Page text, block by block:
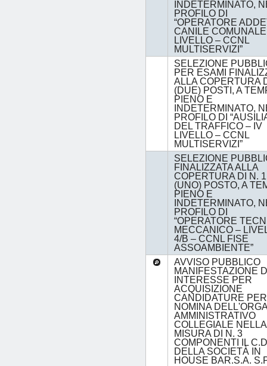
INDETERMINATO,
PROFILO DI
“OPERATORE
CANILE
LIVELLO – CCNL
MULTISERVIZI”
SELEZIONE
PER ESAMI
ALLA COPERTURA
(DUE) POSTI, A
PIENO E
INDETERMINATO,
PROFILO DI
DEL TRAFFICO – IV
LIVELLO – CCNL
MULTISERVIZI”
SELEZIONE
FINALIZZATA ALLA
COPERTURA DI N. 1
(UNO) POSTO, A
PIENO E
INDETERMINATO,
PROFILO DI
“OPERATORE
MECCANICO –
4/B – CCNL FISE
ASSOAMBIENTE”
AVVISO PUBBLICO
MANIFESTAZIONE
INTERESSE PER
ACQUISIZIONE
CANDIDATURE
NOMINA
AMMINISTRATIVO
COLLEGIALE NELLA
MISURA DI N. 3
COMPONENTI IL
DELLA SOCIETÀ IN
HOUSE BAR.S.A.